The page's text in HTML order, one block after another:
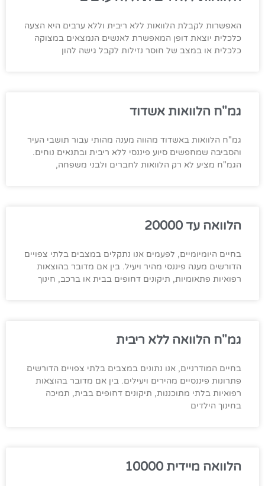
האפשרות לקבלת הלוואות ללא ריבית וללא ערבים היא הצעה
כלכלית יוצאת דופן המאפשרת לאנשים הנמצאים במצוקה
כלכלית או במצב של חוסר נזילות לקבל גישה להון
גמ"ח הלוואות אשדוד
גמ"ח הלוואות באשדוד מהווה מענה מהותי עבור תושבי העיר
והסביבה שמחפשים סיוע פיננסי ללא ריבית ובתנאים נוחים.
הגמ"ח מציע לא רק הלוואות לחברים ולבני משפחה,
הלוואה עד 20000
בחיים היומיומיים, לפעמים אנו נתקלים במצבים בלתי צפויים
הדורשים מענה פיננסי מהיר ויעיל. בין אם מדובר בהוצאות
רפואיות פתאומיות, תיקונים דחופים בבית או ברכב, חינוך
גמ"ח הלוואה ללא ריבית
בחיים המודרניים, אנו נתונים במצבים בלתי צפויים הדורשים
פתרונות פיננסיים מהירים ויעילים. בין אם מדובר בהוצאות
רפואיות בלתי מתוכננות, תיקונים דחופים בבית, תמיכה
בחינוך הילדים
הלוואה מיידית 10000